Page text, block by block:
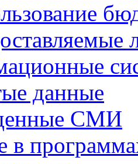
данные
СМИ
в